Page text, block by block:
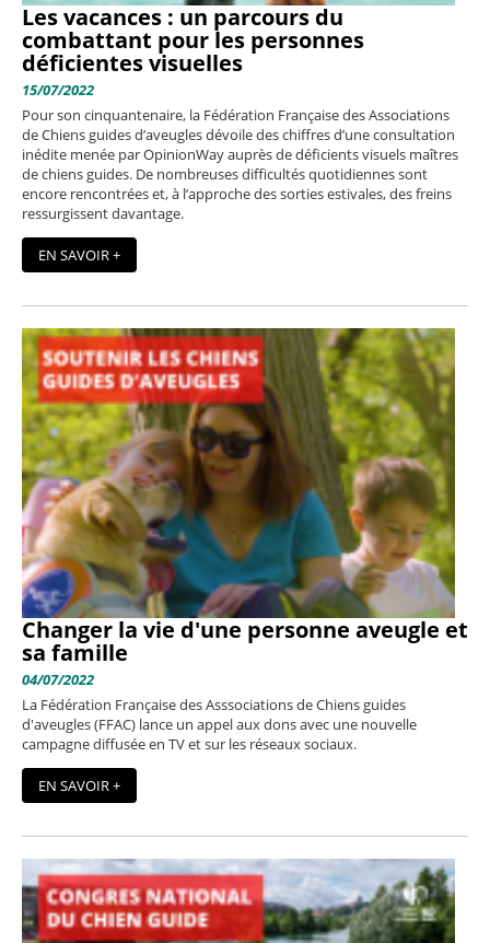
Les vacances : un parcours du
combattant pour les personnes
déficientes visuelles
15/07/2022
Pour son cinquantenaire, la Fédération Française des Associations
de Chiens guides d’aveugles dévoile des chiffres d’une consultation
inédite menée par OpinionWay auprès de déficients visuels maîtres
de chiens guides. De nombreuses difficultés quotidiennes sont
encore rencontrées et, à l’approche des sorties estivales, des freins
ressurgissent davantage.
EN SAVOIR +
Changer la vie d'une personne aveugle et
sa famille
04/07/2022
La Fédération Française des Asssociations de Chiens guides
d'aveugles (FFAC) lance un appel aux dons avec une nouvelle
campagne diffusée en TV et sur les réseaux sociaux.
EN SAVOIR +